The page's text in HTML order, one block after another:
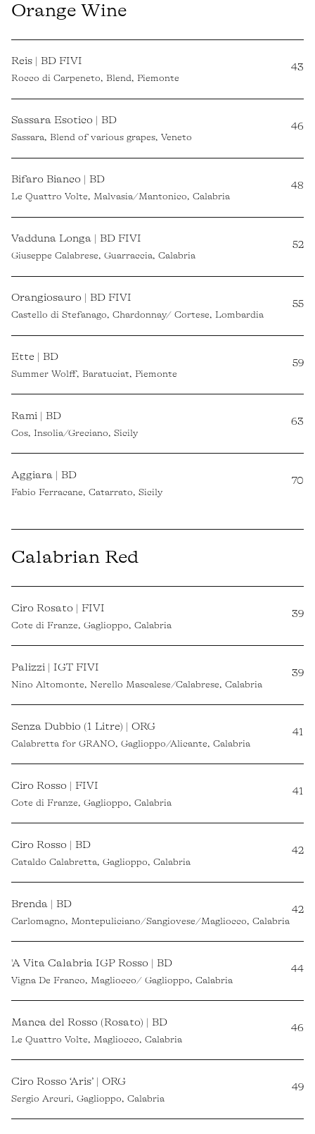
Orange Wine
Reis | BD FIVI
Rocco di Carpeneto, Blend, Piemonte
43
Sassara Esotico | BD
Sassara, Blend of various grapes, Veneto
46
Bifaro Bianco | BD
Le Quattro Volte, Malvasia/Mantonico, Calabria
48
Vadduna Longa | BD FIVI
Giuseppe Calabrese, Guarraccia, Calabria
52
Orangiosauro | BD FIVI
Castello di Stefanago, Chardonnay/ Cortese, Lombardia
55
Ette | BD
Summer Wolff, Baratuciat, Piemonte
59
Rami | BD
Cos, Insolia/Greciano, Sicily
63
Aggiara | BD
Fabio Ferracane, Catarrato, Sicily
70
Calabrian Red
Ciro Rosato | FIVI
Cote di Franze, Gaglioppo, Calabria
39
Palizzi | IGT FIVI
Nino Altomonte, Nerello Mascalese/Calabrese, Calabria
39
Senza Dubbio (1 Litre) | ORG
Calabretta for GRANO, Gaglioppo/Alicante, Calabria
41
Ciro Rosso | FIVI
Cote di Franze, Gaglioppo, Calabria
41
Ciro Rosso | BD
Cataldo Calabretta, Gaglioppo, Calabria
42
Brenda | BD
Carlomagno, Montepuliciano/Sangiovese/Magliocco, Calabria
42
'A Vita Calabria IGP Rosso | BD
Vigna De Franco, Magliocco/ Gaglioppo, Calabria
44
Manca del Rosso (Rosato) | BD
Le Quattro Volte, Magliocco, Calabria
46
Ciro Rosso ‘Aris’ | ORG
Sergio Arcuri, Gaglioppo, Calabria
49